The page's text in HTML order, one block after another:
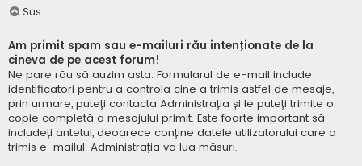
Sus
Am primit spam sau e-mailuri rău intenționate de la
cineva de pe acest forum!
Ne pare rău să auzim asta. Formularul de e-mail include
identificatori pentru a controla cine a trimis astfel de mesaje,
prin urmare, puteți contacta Administrația și le puteți trimite o
copie completă a mesajului primit. Este foarte important să
includeți antetul, deoarece conține datele utilizatorului care a
trimis e-mailul. Administrația va lua măsuri.